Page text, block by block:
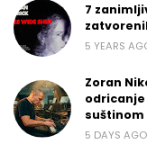
7
5 YEARS
Zoran
odricanje
suštinom
5 DAYS AGO